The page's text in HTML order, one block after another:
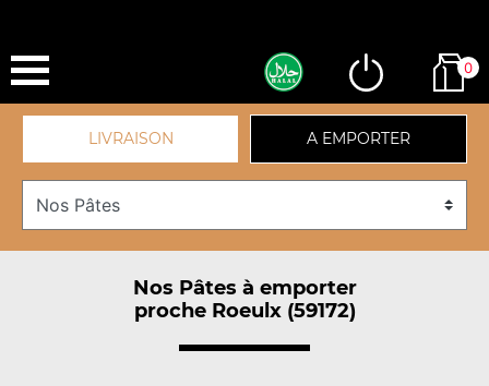
0
LIVRAISON A EMPORTER
Nos Pâtes à emporter
proche Roeulx (59172)